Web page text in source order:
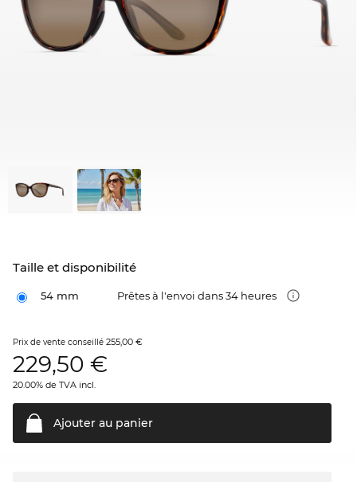
Taille et disponibilité
54 mm Prêtes à l'envoi dans 34 heures
Prix de vente conseillé 255,00 €
229,50 €
20.00% de TVA incl.
Ajouter au panier